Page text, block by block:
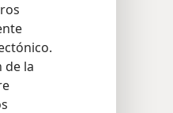
de la